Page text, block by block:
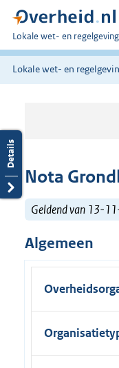
U
bent
hier:
Lokale wet- en regelgeving
Lokale wet- en
Nota
Geldend van 13-
Algemeen